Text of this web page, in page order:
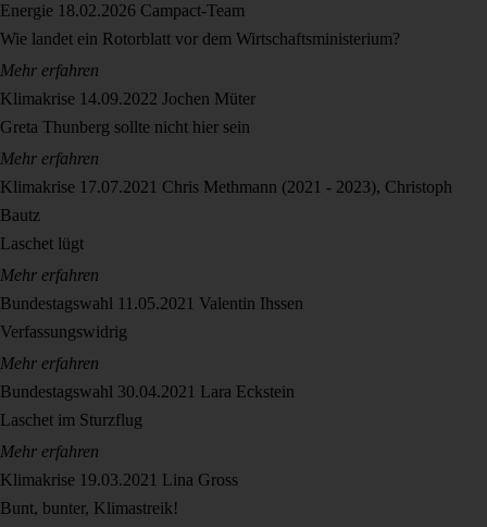
Energie 18.02.2026 Campact-Team
Wie landet ein Rotorblatt vor dem Wirtschaftsministerium?
Mehr erfahren
Klimakrise 14.09.2022 Jochen Müter
Greta Thunberg sollte nicht hier sein
Mehr erfahren
Klimakrise 17.07.2021 Chris Methmann (2021 - 2023), Christoph
Bautz
Laschet lügt
Mehr erfahren
Bundestagswahl 11.05.2021 Valentin Ihssen
Verfassungswidrig
Mehr erfahren
Bundestagswahl 30.04.2021 Lara Eckstein
Laschet im Sturzflug
Mehr erfahren
Klimakrise 19.03.2021 Lina Gross
Bunt, bunter, Klimastreik!